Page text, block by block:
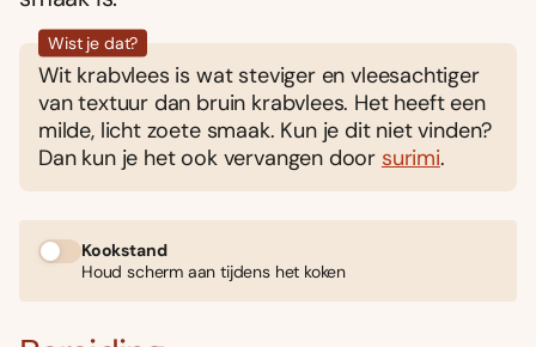
Wist je dat?
Wit krabvlees is wat steviger en vleesachtiger
van textuur dan bruin krabvlees. Het heeft een
milde, licht zoete smaak. Kun je dit niet vinden?
Dan kun je het ook vervangen door surimi.
Kookstand
Houd scherm aan tijdens het koken